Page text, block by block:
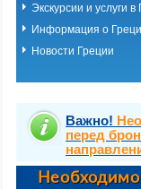
Экскурсии и услуги в
Информация о
Новости Греции
Важно!
перед